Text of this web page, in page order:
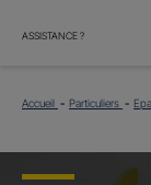
ASSISTANCE ?
Accueil Particuliers